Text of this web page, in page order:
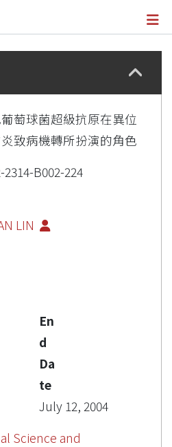
萄球菌超級抗原在異位
致病機轉所扮演的角色
2314-B002-224
LIN
En
d
Da
te
July 12, 2004
Science and